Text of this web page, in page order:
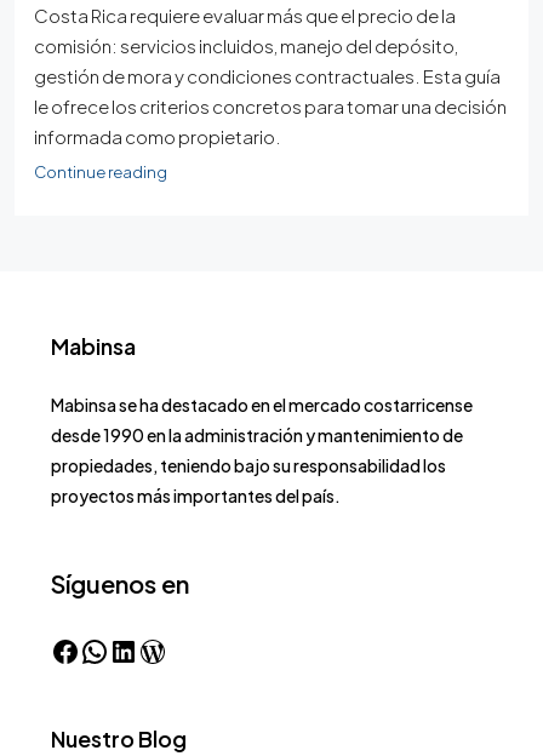
Costa Rica requiere evaluar más que el precio de la
comisión: servicios incluidos, manejo del depósito,
gestión de mora y condiciones contractuales. Esta guía
le ofrece los criterios concretos para tomar una decisión
informada como propietario.
Continue reading
Mabinsa
Mabinsa se ha destacado en el mercado costarricense
desde 1990 en la administración y mantenimiento de
propiedades, teniendo bajo su responsabilidad los
proyectos más importantes del país.
Síguenos en
Nuestro Blog